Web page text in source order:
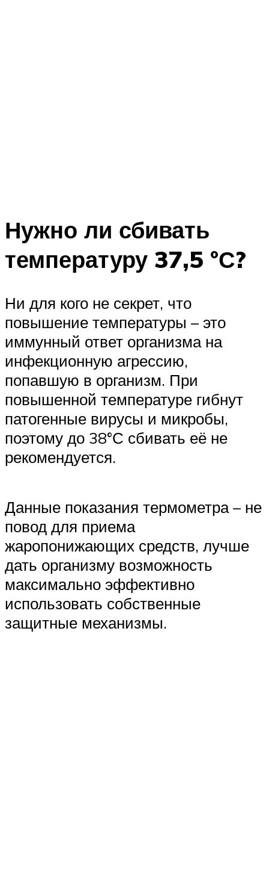
Нужно ли сбивать
температуру 37,5 °С?
Ни для кого не секрет, что
повышение температуры – это
иммунный ответ организма на
инфекционную агрессию,
попавшую в организм. При
повышенной температуре гибнут
патогенные вирусы и микробы,
поэтому до 38°С сбивать её не
рекомендуется.
Данные показания термометра – не
повод для приема
жаропонижающих средств, лучше
дать организму возможность
максимально эффективно
использовать собственные
защитные механизмы.